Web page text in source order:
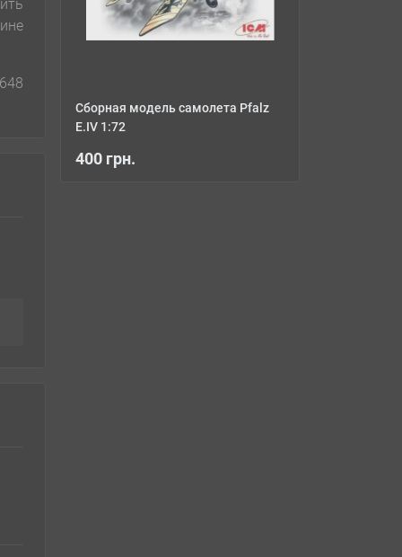
Сборная модель самолета Pfalz
E.IV 1:72
400 грн.